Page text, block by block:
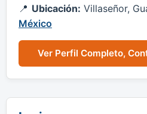
Ubicación: Villaseñor,
México
Ver Perfil Completo,